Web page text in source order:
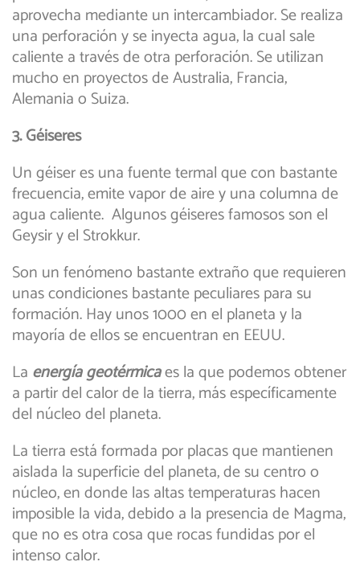
aprovecha mediante un intercambiador. Se realiza
una perforación y se inyecta agua, la cual sale
caliente a través de otra perforación. Se utilizan
mucho en proyectos de Australia, Francia,
Alemania o Suiza.
3. Géiseres
Un géiser es una fuente termal que con bastante
frecuencia, emite vapor de aire y una columna de
agua caliente. Algunos géiseres famosos son el
Geysir y el Strokkur.
Son un fenómeno bastante extraño que requieren
unas condiciones bastante peculiares para su
formación. Hay unos 1000 en el planeta y la
mayoría de ellos se encuentran en EEUU.
La energía geotérmicaes la que podemos obtener
a partir del calor de la tierra, más específicamente
del núcleo del planeta.
La tierra está formada por placas que mantienen
aislada la superficie del planeta, de su centro o
núcleo, en donde las altas temperaturas hacen
imposible la vida, debido a la presencia de Magma,
que no es otra cosa que rocas fundidas por el
intenso calor.